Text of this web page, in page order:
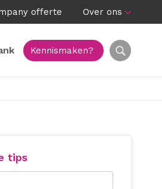
offerte Over ons
Kennismaken?
tips